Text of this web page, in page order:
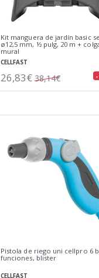
Kit manguera de jardín basic
ø12,5 mm, ½ pulg, 20 m +
mural
CELLFAST
26,83€ 38,14€
Pistola de riego uni cellpro 6
funciones, blister
CELLFAST